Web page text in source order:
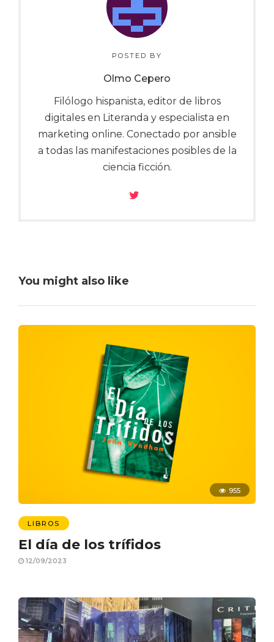
POSTED BY
Olmo Cepero
Filólogo hispanista, editor de libros
digitales en Literanda y especialista en
marketing online. Conectado por ansible
a todas las manifestaciones posibles de la
ciencia ficción.
You might also like
955
LIBROS
El día de los trífidos
12/09/2023